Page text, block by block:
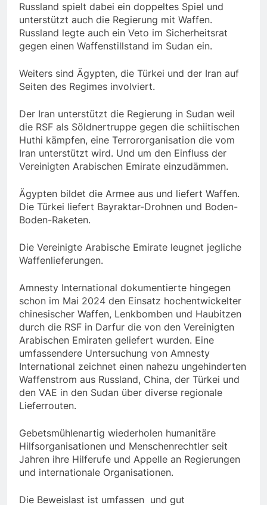
Russland spielt dabei ein doppeltes Spiel und
unterstützt auch die Regierung mit Waffen.
Russland legte auch ein Veto im Sicherheitsrat
gegen einen Waffenstillstand im Sudan ein.
Weiters sind Ägypten, die Türkei und der Iran auf
Seiten des Regimes involviert.
Der Iran unterstützt die Regierung in Sudan weil
die RSF als Söldnertruppe gegen die schiitischen
Huthi kämpfen, eine Terrororganisation die vom
Iran unterstützt wird. Und um den Einfluss der
Vereinigten Arabischen Emirate einzudämmen.
Ägypten bildet die Armee aus und liefert Waffen.
Die Türkei liefert Bayraktar-Drohnen und Boden-
Boden-Raketen.
Die Vereinigte Arabische Emirate leugnet jegliche
Waffenlieferungen.
Amnesty International dokumentierte hingegen
schon im Mai 2024 den Einsatz hochentwickelter
chinesischer Waffen, Lenkbomben und Haubitzen
durch die RSF in Darfur die von den Vereinigten
Arabischen Emiraten geliefert wurden. Eine
umfassendere Untersuchung von Amnesty
International zeichnet einen nahezu ungehinderten
Waffenstrom aus Russland, China, der Türkei und
den VAE in den Sudan über diverse regionale
Lieferrouten.
Gebetsmühlenartig wiederholen humanitäre
Hilfsorganisationen und Menschenrechtler seit
Jahren ihre Hilferufe und Appelle an Regierungen
und internationale Organisationen.
Die Beweislast ist umfassen und gut